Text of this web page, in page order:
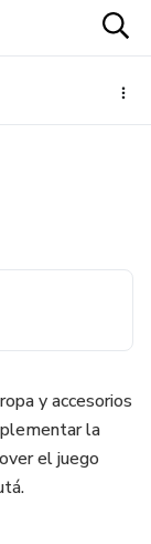
y accesorios
la
el juego